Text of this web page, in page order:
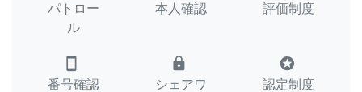
パトロー
ル
本人確認 評価制度
smartphone
番号確認
lock
シェアワ
stars
認定制度